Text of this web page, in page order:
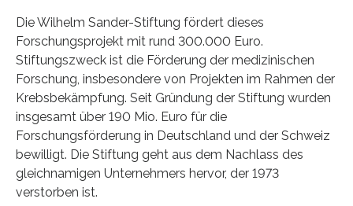
Die Wilhelm Sander-Stiftung fördert dieses
Forschungsprojekt mit rund 300.000 Euro.
Stiftungszweck ist die Förderung der medizinischen
Forschung, insbesondere von Projekten im Rahmen der
Krebsbekämpfung. Seit Gründung der Stiftung wurden
insgesamt über 190 Mio. Euro für die
Forschungsförderung in Deutschland und der Schweiz
bewilligt. Die Stiftung geht aus dem Nachlass des
gleichnamigen Unternehmers hervor, der 1973
verstorben ist.